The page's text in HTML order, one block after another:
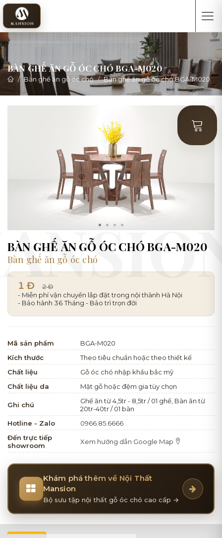
BÀN GHẾ ĂN GỖ ÓC CHÓ BGA-M020
Bàn ghế ăn gỗ óc chó Bàn ghế ăn gỗ óc chó BGA-M020
BÀN GHẾ ĂN GỖ ÓC CHÓ BGA-M020
Bàn ghế ăn gỗ óc chó
1 Đ 2 Đ
- Miễn phí vận chuyển lắp đặt trong nội thành Hà Nội
- Bảo hành 36 Tháng - Bảo trì trọn đời
Mã sản phẩm
BGA-M020
Kích thước
Theo tiêu chuẩn hoặc theo thiết kế
Chất liệu
Gỗ óc chó nhập khẩu bắc mỹ
Chất liệu da
Mặt gỗ hoặc đệm gia tùy chọn
Ghi chú
Ghế ăn từ 4,5tr - 8,5tr / 01 ghế, Bàn ăn từ
20tr-40tr / 01 bàn
Hotline - Zalo
0966.85.6666
Đến trực tiếp
showroom
Xem hướng dẫn Google Map
Khám phá thêm về Nội Thất
Mansion
Bộ sưu tập nội thất gỗ óc chó cao cấp →